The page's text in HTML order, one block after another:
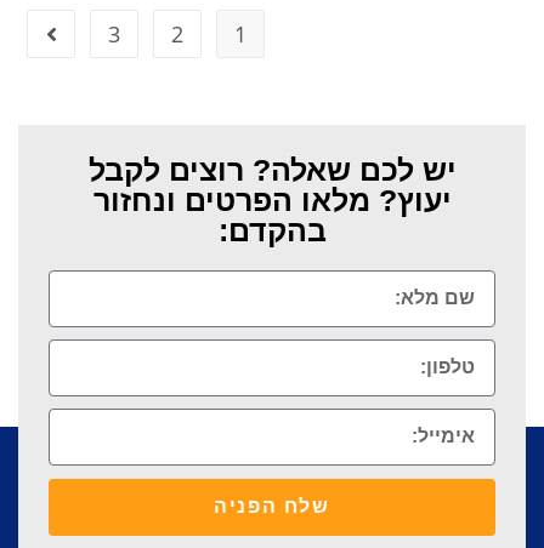
1
2
3
יש לכם שאלה? רוצים לקבל
יעוץ? מלאו הפרטים ונחזור
בהקדם:
שלח הפניה